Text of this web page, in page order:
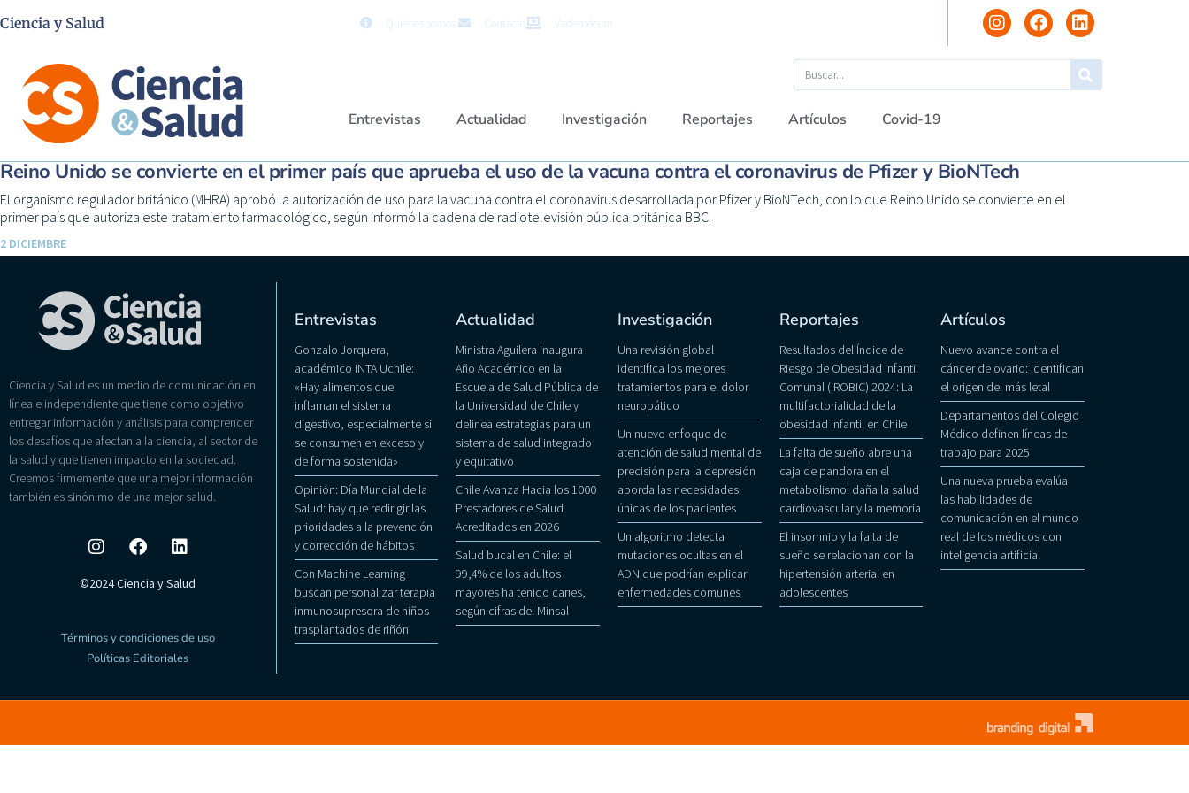
Ciencia y Salud Quiénes somos Contacto Vademécum
Entrevistas Actualidad Investigación Reportajes Artículos Covid-19
Reino Unido se convierte en el primer país que aprueba el uso de la vacuna contra el coronavirus de Pfizer y BioNTech
El organismo regulador británico (MHRA) aprobó la autorización de uso para la vacuna contra el coronavirus desarrollada por Pfizer y BioNTech, con lo que Reino Unido se convierte en el
primer país que autoriza este tratamiento farmacológico, según informó la cadena de radiotelevisión pública británica BBC.
2 DICIEMBRE
Ciencia y Salud es un medio de comunicación en
línea e independiente que tiene como objetivo
entregar información y análisis para comprender
los desafíos que afectan a la ciencia, al sector de
la salud y que tienen impacto en la sociedad.
Creemos firmemente que una mejor información
también es sinónimo de una mejor salud.
©2024 Ciencia y Salud
Términos y condiciones de uso
Políticas Editoriales
Entrevistas
Gonzalo Jorquera,
académico INTA Uchile:
«Hay alimentos que
inflaman el sistema
digestivo, especialmente si
se consumen en exceso y
de forma sostenida»
Opinión: Día Mundial de la
Salud: hay que redirigir las
prioridades a la prevención
y corrección de hábitos
Con Machine Learning
buscan personalizar terapia
inmunosupresora de niños
trasplantados de riñón
Actualidad
Ministra Aguilera Inaugura
Año Académico en la
Escuela de Salud Pública de
la Universidad de Chile y
delinea estrategias para un
sistema de salud integrado
y equitativo
Chile Avanza Hacia los 1000
Prestadores de Salud
Acreditados en 2026
Salud bucal en Chile: el
99,4% de los adultos
mayores ha tenido caries,
según cifras del Minsal
Investigación
Una revisión global
identifica los mejores
tratamientos para el dolor
neuropático
Un nuevo enfoque de
atención de salud mental de
precisión para la depresión
aborda las necesidades
únicas de los pacientes
Un algoritmo detecta
mutaciones ocultas en el
ADN que podrían explicar
enfermedades comunes
Reportajes
Resultados del Índice de
Riesgo de Obesidad Infantil
Comunal (IROBIC) 2024: La
multifactorialidad de la
obesidad infantil en Chile
La falta de sueño abre una
caja de pandora en el
metabolismo: daña la salud
cardiovascular y la memoria
El insomnio y la falta de
sueño se relacionan con la
hipertensión arterial en
adolescentes
Artículos
Nuevo avance contra el
cáncer de ovario: identifican
el origen del más letal
Departamentos del Colegio
Médico definen líneas de
trabajo para 2025
Una nueva prueba evalúa
las habilidades de
comunicación en el mundo
real de los médicos con
inteligencia artificial